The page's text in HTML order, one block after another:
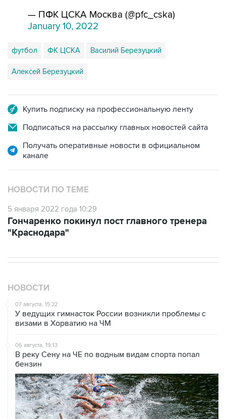
— ПФК ЦСКА Москва (@pfc_cska)
January 10, 2022
футбол ФК ЦСКА Василий Березуцкий
Алексей Березуцкий
Купить подписку на профессиональную ленту
Подписаться на рассылку главных новостей сайта
Получать оперативные новости в официальном
канале
НОВОСТИ ПО ТЕМЕ
5 января 2022 года 10:29
Гончаренко покинул пост главного тренера
"Краснодара"
НОВОСТИ
07 августа, 15:22
У ведущих гимнасток России возникли проблемы с
визами в Хорватию на ЧМ
06 августа, 19:13
В реку Сену на ЧЕ по водным видам спорта попал
бензин